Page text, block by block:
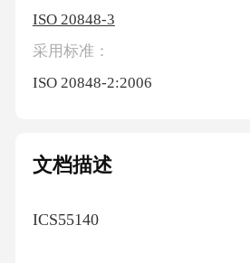
ISO 20848-3
采用标准：
ISO 20848-2:2006
文档描述
ICS55140